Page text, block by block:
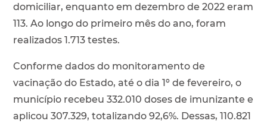
domiciliar, enquanto em dezembro de 2022 eram
113. Ao longo do primeiro mês do ano, foram
realizados 1.713 testes.
Conforme dados do monitoramento de
vacinação do Estado, até o dia 1º de fevereiro, o
município recebeu 332.010 doses de imunizante e
aplicou 307.329, totalizando 92,6%. Dessas, 110.821